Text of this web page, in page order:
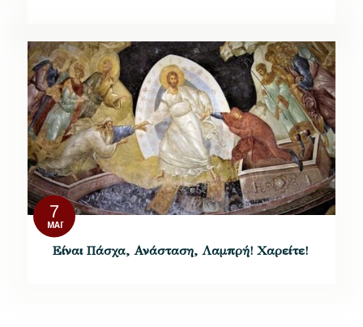
7
ΜΆΙ
Είναι Πάσχα, Ανάσταση, Λαμπρή! Χαρείτε!